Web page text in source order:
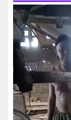
Pemutar
Video